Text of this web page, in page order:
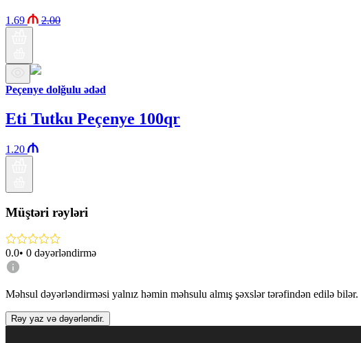
1.69 2.00
Peçenye dolğulu ədəd
Eti Tutku Peçenye 100qr
1.20
Müştəri rəyləri
0.0• 0 dəyərləndirmə
Məhsul dəyərləndirməsi yalnız həmin məhsulu almış şəxslər tərəfindən edilə bilər.
Rəy yaz və dəyərləndir.